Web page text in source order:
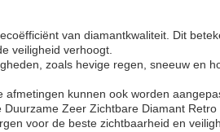
van diamantkwaliteit. Dit
veiligheid verhoogt.
zoals hevige regen, sneeuw en
kunnen ook worden
Zeer Zichtbare Diamant
voor de beste zichtbaarheid en